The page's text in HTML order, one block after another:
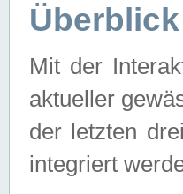
Überblick
Mit der
aktueller
der letzten
integriert